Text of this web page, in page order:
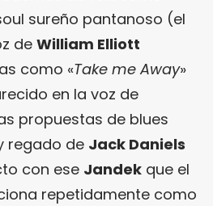
sureño pantanoso (el
de William Elliott
como «Take me Away»
en la voz de
propuestas de blues
regado de Jack Daniels
con ese Jandek que el
repetidamente como